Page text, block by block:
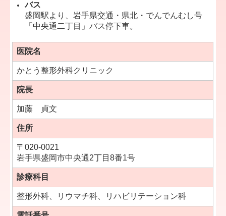
バス
盛岡駅より、岩手県交通・県北・でんでんむし号
「中央通二丁目」バス停下車。
医院名
かとう整形外科クリニック
院長
加藤 貞文
住所
〒020-0021
岩手県盛岡市中央通2丁目8番1号
診療科目
整形外科、リウマチ科、リハビリテーション科